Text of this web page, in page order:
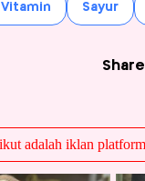
Vitamin Sayur
Share